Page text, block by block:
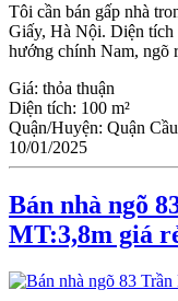
Tôi cần bán gấp nhà
Giấy, Hà Nội. Diện tích
hướng chính Nam, ngõ
Giá: thỏa thuận
Diện tích: 100 m²
Quận/Huyện: Quận
10/01/2025
Bán nhà ngõ
MT:3,8m giá